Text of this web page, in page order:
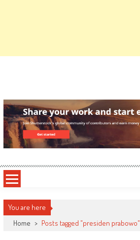
You are here
Home > Posts tagged "presiden prabowo"